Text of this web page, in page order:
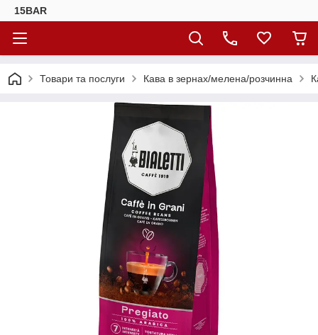
15BAR
Товари та послуги Кава в зернах/мелена/розчинна